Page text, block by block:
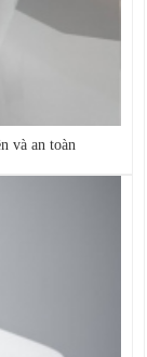
và an toàn